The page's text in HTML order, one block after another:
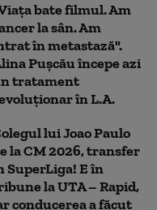
bate filmul. Am
la sân. Am
în metastază".
Pușcău începe azi
tratament
în L.A.
lui Joao Paulo
la CM 2026, transfer
SuperLiga! E în
la UTA – Rapid,
conducerea a făcut